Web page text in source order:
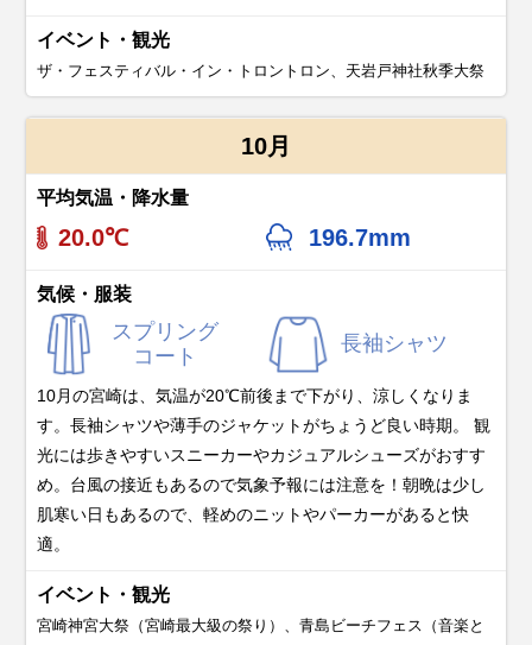
イベント・観光
ザ・フェスティバル・イン・トロントロン、天岩戸神社秋季大祭
10月
平均気温・降水量
20.0℃ 196.7mm
気候・服装
スプリング
コート
長袖シャツ
10月の宮崎は、気温が20℃前後まで下がり、涼しくなりま
す。長袖シャツや薄手のジャケットがちょうど良い時期。 観
光には歩きやすいスニーカーやカジュアルシューズがおすす
め。台風の接近もあるので気象予報には注意を！朝晩は少し
肌寒い日もあるので、軽めのニットやパーカーがあると快
適。
イベント・観光
宮崎神宮大祭（宮崎最大級の祭り）、青島ビーチフェス（音楽と